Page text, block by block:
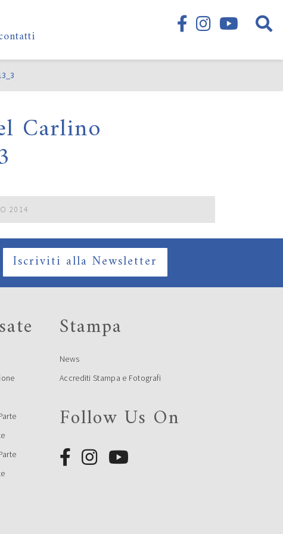
Carlino
2014
Iscriviti alla Newsletter
Stampa
News
Accrediti Stampa e Fotografi
Follow Us On